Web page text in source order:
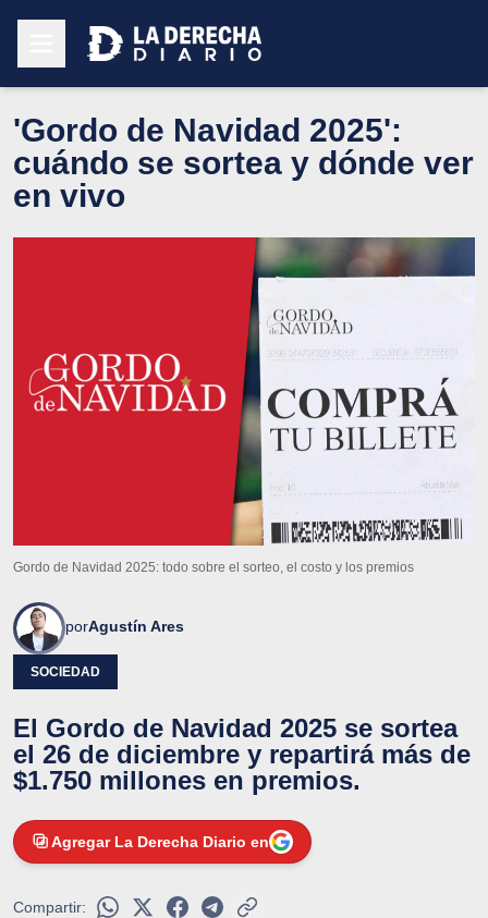
'Gordo de Navidad 2025':
cuándo se sortea y dónde ver
en vivo
Gordo de Navidad 2025: todo sobre el sorteo, el costo y los premios
porAgustín Ares
SOCIEDAD
El Gordo de Navidad 2025 se sortea
el 26 de diciembre y repartirá más de
$1.750 millones en premios.
Agregar La Derecha Diario en
Compartir: